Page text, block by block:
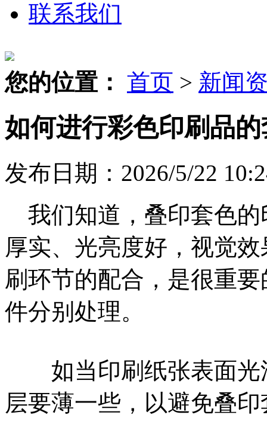
联系我们
您的位置： 首页 > 新闻
如何进行彩色印刷品
发布日期：2026/5/22
我们知道，叠印套色的
厚实、光亮度好，视觉
刷环节的配合，是很重
件分别处理。
如当印刷纸张表面光
层要薄一些，以避免叠